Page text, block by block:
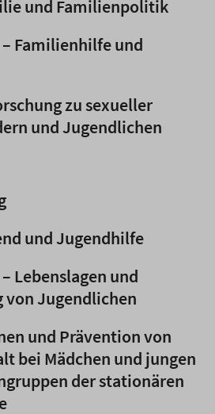
und Familienpolitik
– Familienhilfe und
zu sexueller
und Jugendlichen
und Jugendhilfe
Lebenslagen und
von Jugendlichen
und Prävention von
bei Mädchen und jungen
der stationären